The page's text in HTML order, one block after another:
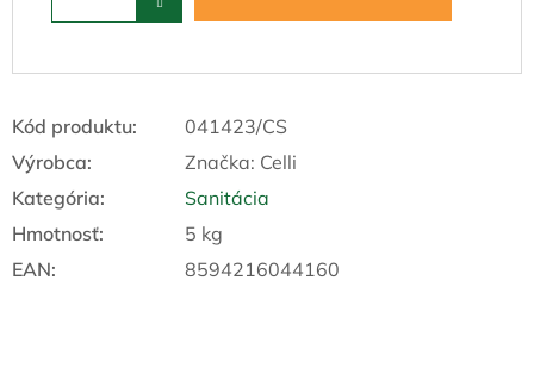
Kód produktu:
041423/CS
Výrobca:
Značka: Celli
Kategória:
Sanitácia
Hmotnosť:
5 kg
EAN: 8594216044160